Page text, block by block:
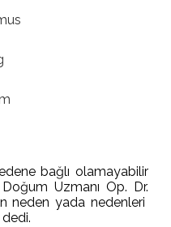
bağlı olamayabilir
Uzmanı Op. Dr.
neden yada nedenleri
dedi.